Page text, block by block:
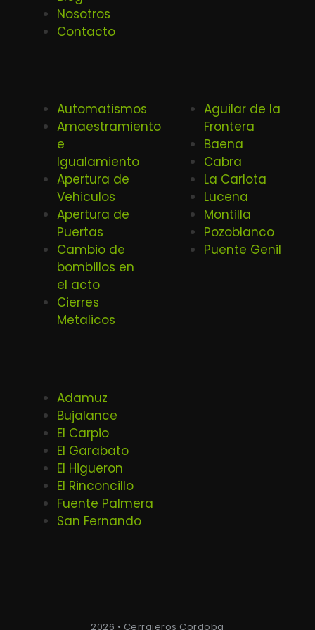
Nosotros
Contacto
Automatismos
Amaestramiento
e
Igualamiento
Apertura de
Vehiculos
Apertura de
Puertas
Cambio de
bombillos en
el acto
Cierres
Metalicos
Aguilar de la
Frontera
Baena
Cabra
La Carlota
Lucena
Montilla
Pozoblanco
Puente Genil
Adamuz
Bujalance
El Carpio
El Garabato
El Higueron
El Rinconcillo
Fuente Palmera
San Fernando
2026 • Cerrajeros Cordoba